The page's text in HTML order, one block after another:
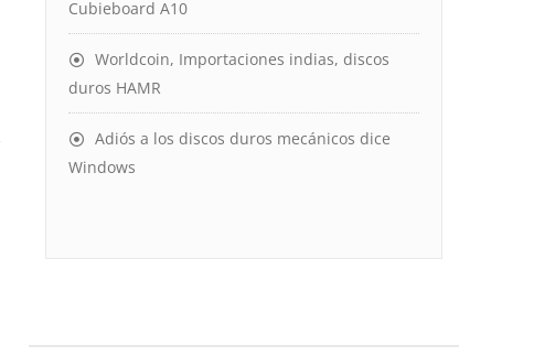
Cubieboard A10
Worldcoin, Importaciones indias, discos
duros HAMR
Adiós a los discos duros mecánicos dice
Windows